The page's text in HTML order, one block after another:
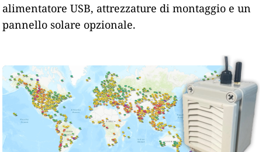
alimentatore USB, attrezzature di montaggio e un
pannello solare opzionale.